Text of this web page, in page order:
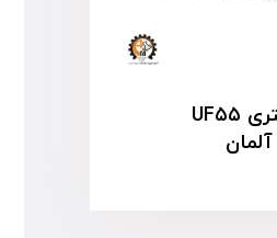
آون ۵۵ لیتری UF۵۵